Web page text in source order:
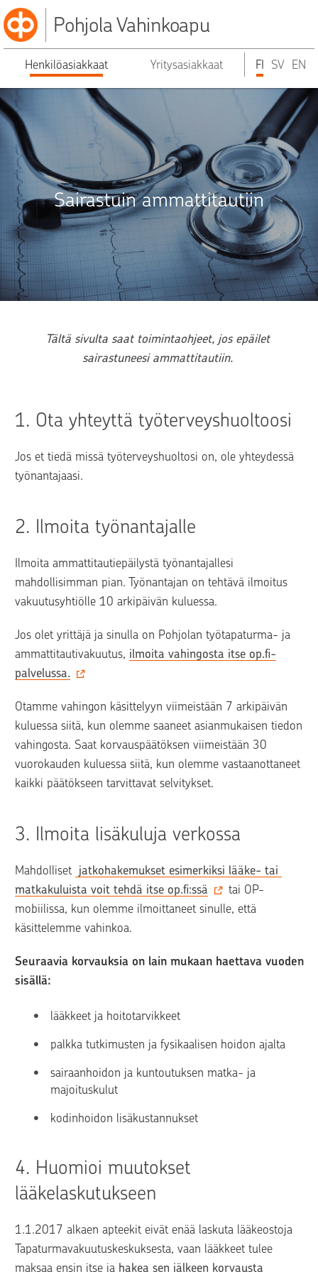
Pohjola Vahinkoapu
Henkilöasiakkaat Yritysasiakkaat FI SV EN
Sairastuin ammattitautiin
Tältä sivulta saat toimintaohjeet, jos epäilet
sairastuneesi ammattitautiin.
1. Ota yhteyttä työterveyshuoltoosi
Jos et tiedä missä työterveyshuoltosi on, ole yhteydessä
työnantajaasi.
2. Ilmoita työnantajalle
Ilmoita ammattitautiepäilystä työnantajallesi
mahdollisimman pian. Työnantajan on tehtävä ilmoitus
vakuutusyhtiölle 10 arkipäivän kuluessa.
Jos olet yrittäjä ja sinulla on Pohjolan työtapaturma- ja
ammattitautivakuutus, ilmoita vahingosta itse op.fi-
palvelussa.
Otamme vahingon käsittelyyn viimeistään 7 arkipäivän
kuluessa siitä, kun olemme saaneet asianmukaisen tiedon
vahingosta. Saat korvauspäätöksen viimeistään 30
vuorokauden kuluessa siitä, kun olemme vastaanottaneet
kaikki päätökseen tarvittavat selvitykset.
3. Ilmoita lisäkuluja verkossa
Mahdolliset jatkohakemukset esimerkiksi lääke- tai
matkakuluista voit tehdä itse op.fi:ssä
tai OP-
mobiilissa, kun olemme ilmoittaneet sinulle, että
käsittelemme vahinkoa.
Seuraavia korvauksia on lain mukaan haettava vuoden
sisällä:
lääkkeet ja hoitotarvikkeet
palkka tutkimusten ja fysikaalisen hoidon ajalta
sairaanhoidon ja kuntoutuksen matka- ja
majoituskulut
kodinhoidon lisäkustannukset
4. Huomioi muutokset
lääkelaskutukseen
1.1.2017 alkaen apteekit eivät enää laskuta lääkeostoja
Tapaturma­vakuutus­keskuksesta, vaan lääkkeet tulee
maksaa ensin itse ja hakea sen jälkeen korvausta